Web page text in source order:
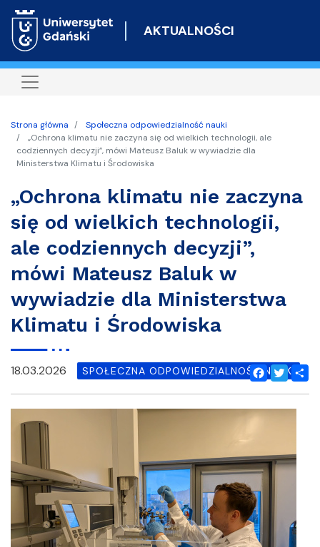
do
AKTUALNOŚCI
Strona główna
Społeczna odpowiedzialność nauki
„Ochrona klimatu nie zaczyna się od wielkich technologii, ale
codziennych decyzji”, mówi Mateusz Baluk w wywiadzie dla
Ministerstwa Klimatu i Środowiska
„Ochrona klimatu nie zaczyna
się od wielkich technologii,
ale codziennych decyzji”,
mówi Mateusz Baluk w
wywiadzie dla Ministerstwa
Klimatu i Środowiska
Facebook
Twitter
18.03.2026 SPOŁECZNA ODPOWIEDZIALNOŚĆ NAUKI